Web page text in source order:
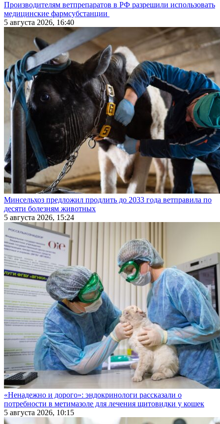
Производителям ветпрепаратов в РФ разрешили использовать
медицинские фармсубстанции
5 августа 2026, 16:40
Минсельхоз предложил продлить до 2033 года ветправила по
десяти болезням животных
5 августа 2026, 15:24
«Ненадежно и дорого»: эндокринологи рассказали о
потребности в метимазоле для лечения щитовидки у кошек
5 августа 2026, 10:15